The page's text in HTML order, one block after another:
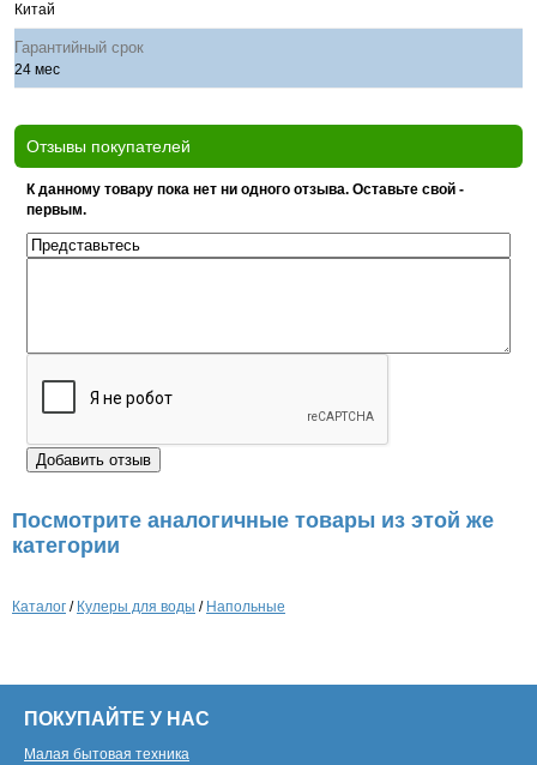
Китай
Гарантийный срок
24 мес
Отзывы покупателей
К данному товару пока нет ни одного отзыва. Оставьте свой -
первым.
Посмотрите аналогичные товары из этой же
категории
Каталог / Кулеры для воды / Напольные
ПОКУПАЙТЕ У НАС
Малая бытовая техника